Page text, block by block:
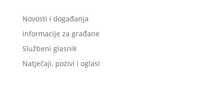
Novosti i događanja
Informacije za građane
Službeni glasnik
Natječaji, pozivi i oglasi